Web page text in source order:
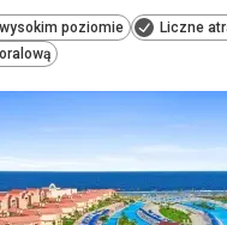
poziomie Liczne